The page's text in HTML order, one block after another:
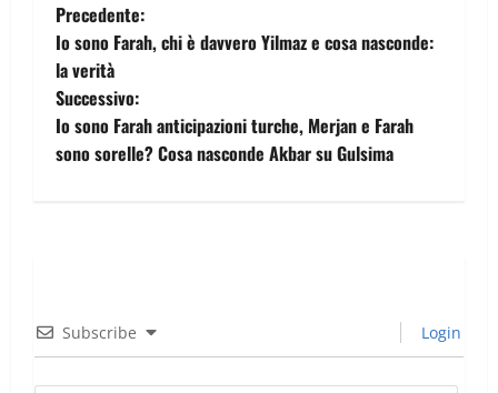
Precedente:
Io sono Farah, chi è davvero Yilmaz e cosa nasconde:
la verità
Successivo:
Io sono Farah anticipazioni turche, Merjan e Farah
sono sorelle? Cosa nasconde Akbar su Gulsima
Subscribe Login